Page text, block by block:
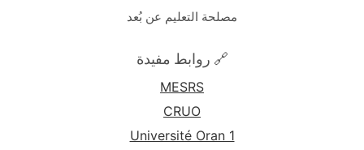
مصلحة التعليم عن بُعد
🔗 روابط مفيدة
MESRS
CRUO
Université Oran 1